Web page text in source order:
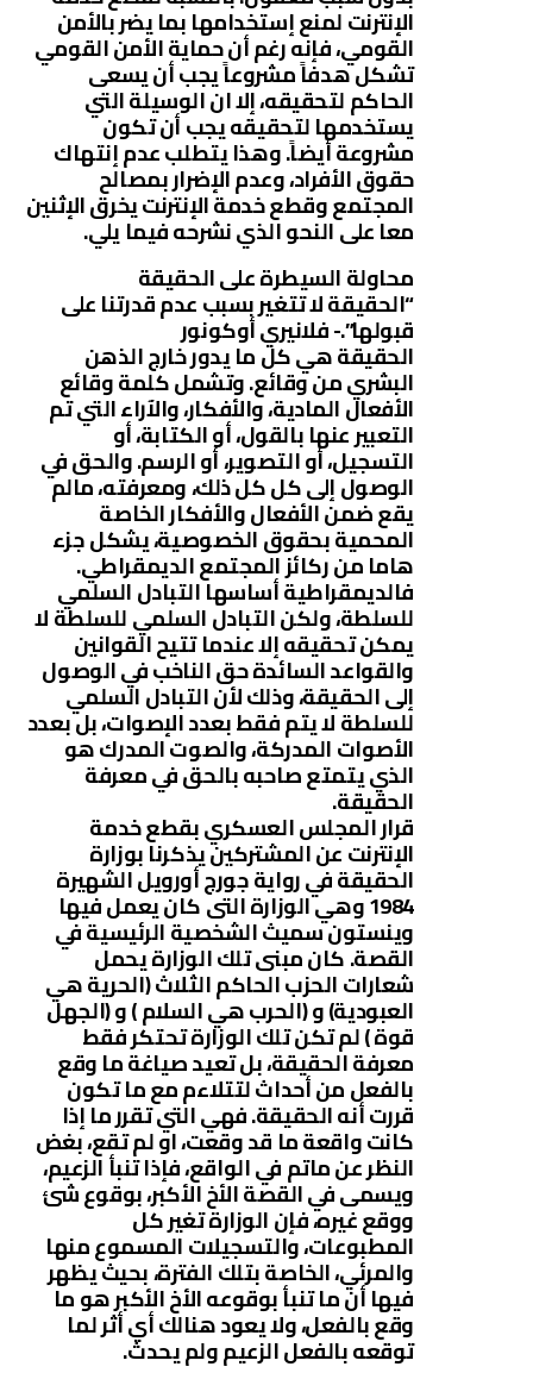
الإنترنت لمنع إستخدامها بما يضر بالأمن
القومي، فإنه رغم أن حماية الأمن القومي
تشكل هدفاً مشروعاً يجب أن يسعى
الحاكم لتحقيقه، إلا ان الوسيلة التي
يستخدمها لتحقيقه يجب أن تكون
مشروعة أيضاً. وهذا يتطلب عدم إنتهاك
حقوق الأفراد، وعدم الإضرار بمصالح
المجتمع وقطع خدمة الإنترنت يخرق الإثنين
معا على النحو الذي نشرحه فيما يلي.
محاولة السيطرة على الحقيقة
“الحقيقة لا تتغير بسبب عدم قدرتنا على
قبولها”.- فلانيري أوكونور
الحقيقة هي كل ما يدور خارج الذهن
البشري من وقائع. وتشمل كلمة وقائع
الأفعال المادية، والأفكار، والآراء التي تم
التعبير عنها بالقول، أو الكتابة، أو
التسجيل، أو التصوير، أو الرسم. والحق في
الوصول إلى كل كل ذلك، ومعرفته، مالم
يقع ضمن الأفعال والأفكار الخاصة
المحمية بحقوق الخصوصية، يشكل جزء
هاما من ركائز المجتمع الديمقراطي.
فالديمقراطية أساسها التبادل السلمي
للسلطة، ولكن التبادل السلمي للسلطة لا
يمكن تحقيقه إلا عندما تتيح القوانين
والقواعد السائدة حق الناخب في الوصول
إلى الحقيقة، وذلك لأن التبادل السلمي
للسلطة لا يتم فقط بعدد الإصوات، بل بعدد
الأصوات المدركة، والصوت المدرك هو
الذي يتمتع صاحبه بالحق في معرفة
الحقيقة.
قرار المجلس العسكري بقطع خدمة
الإنترنت عن المشتركين يذكرنا بوزارة
الحقيقة في رواية جورج أورويل الشهيرة
1984 وهي الوزارة التى كان يعمل فيها
وينستون سميث الشخصية الرئيسية في
القصة. كان مبنى تلك الوزارة يحمل
شعارات الحزب الحاكم الثلاث (الحرية هي
العبودية) و (الحرب هي السلام ) و (الجهل
قوة ) لم تكن تلك الوزارة تحتكر فقط
معرفة الحقيقة، بل تعيد صياغة ما وقع
بالفعل من أحداث لتتلاءم مع ما تكون
قررت أنه الحقيقة. فهي التي تقرر ما إذا
كانت واقعة ما قد وقعت، او لم تقع، بغض
النظر عن ماتم في الواقع، فإذا تنبأ الزعيم،
ويسمى في القصة الأخ الأكبر، بوقوع شئ
ووقع غيره، فإن الوزارة تغير كل
المطبوعات، والتسجيلات المسموع منها
والمرئي، الخاصة بتلك الفترة، بحيث يظهر
فيها أن ما تنبأ بوقوعه الأخ الأكبر هو ما
وقع بالفعل، ولا يعود هنالك أي أثر لما
توقعه بالفعل الزعيم ولم يحدث.